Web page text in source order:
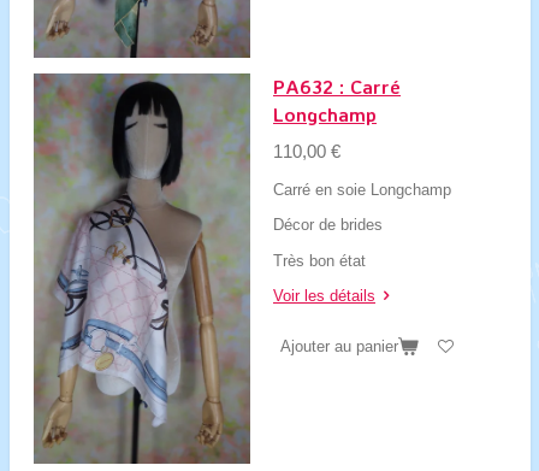
PA632 : Carré
Longchamp
110,00 €
Carré en soie Longchamp
Décor de brides
Très bon état
Voir les détails
Ajouter au panier